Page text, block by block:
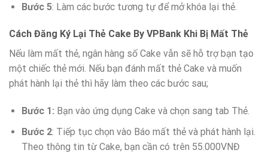
Bước 5: Làm các bước tương tự để mở khóa lại thẻ.
Cách Đăng Ký Lại Thẻ Cake By VPBank Khi Bị Mất Thẻ
Nếu làm mất thẻ, ngân hàng số Cake vẫn sẽ hỗ trợ bạn tạo
một chiếc thẻ mới. Nếu bạn đánh mất thẻ Cake và muốn
phát hành lại thẻ thì hãy làm theo các bước sau;
Bước 1: Bạn vào ứng dụng Cake và chọn sang tab Thẻ.
Bước 2: Tiếp tục chọn vào Báo mất thẻ và phát hành lại.
Theo thông tin từ Cake, bạn cần có trên 55.000VNĐ